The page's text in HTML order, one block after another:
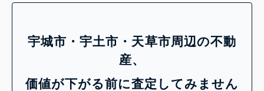
宇城市・宇土市・天草市周辺の不動
産、
価値が下がる前に査定してみません